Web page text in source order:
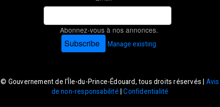
Abonnez-vous à nos annonces.
Subscribe Manage existing
© Gouvernement de l'Île-du-Prince-Édouard, tous droits réservés | Avis
de non-responsabilité |Confidentialité